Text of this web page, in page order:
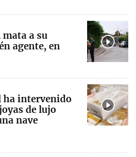
a su
agente, en
ha intervenido
de lujo
nave